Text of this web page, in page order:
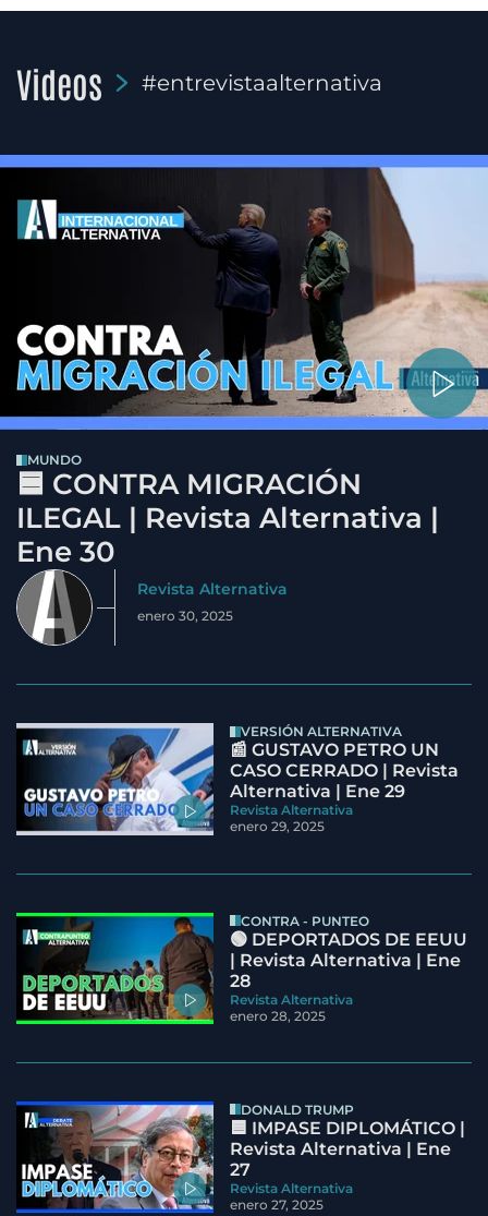
Videos #entrevistaalternativa
MUNDO
🟦 CONTRA MIGRACIÓN
ILEGAL | Revista Alternativa |
Ene 30
Revista Alternativa
enero 30, 2025
VERSIÓN ALTERNATIVA
📰 GUSTAVO PETRO UN
CASO CERRADO | Revista
Alternativa | Ene 29
Revista Alternativa
enero 29, 2025
CONTRA - PUNTEO
🟢 DEPORTADOS DE EEUU
| Revista Alternativa | Ene
28
Revista Alternativa
enero 28, 2025
DONALD TRUMP
🟦 IMPASE DIPLOMÁTICO |
Revista Alternativa | Ene
27
Revista Alternativa
enero 27, 2025